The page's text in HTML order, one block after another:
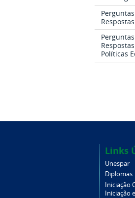
Respostas
Políticas
Links
Unespar
Diplomas
Iniciação
Iniciação